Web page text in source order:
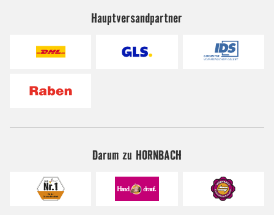
Hauptversandpartner
Darum zu HORNBACH